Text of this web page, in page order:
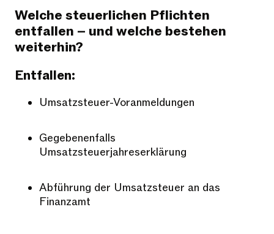
Welche steuerlichen Pflichten
entfallen – und welche bestehen
weiterhin?
Entfallen:
Umsatzsteuer-Voranmeldungen
Gegebenenfalls
Umsatzsteuerjahreserklärung
Abführung der Umsatzsteuer an das
Finanzamt